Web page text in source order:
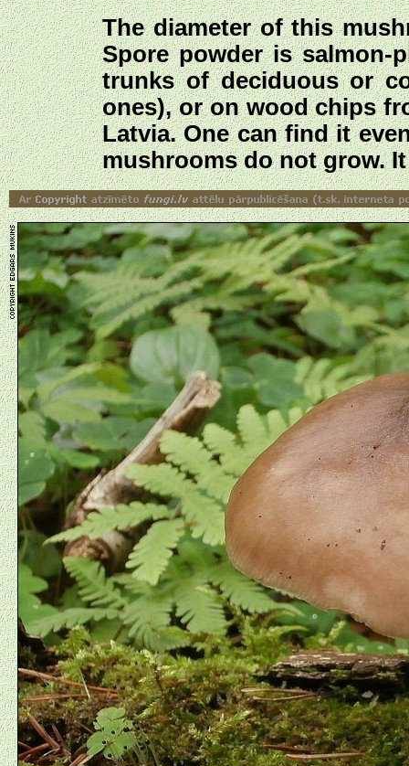
The diameter of this
Spore powder is
trunks of deciduous or
ones), or on wood chips
Latvia. One can find it
mushrooms do not grow.